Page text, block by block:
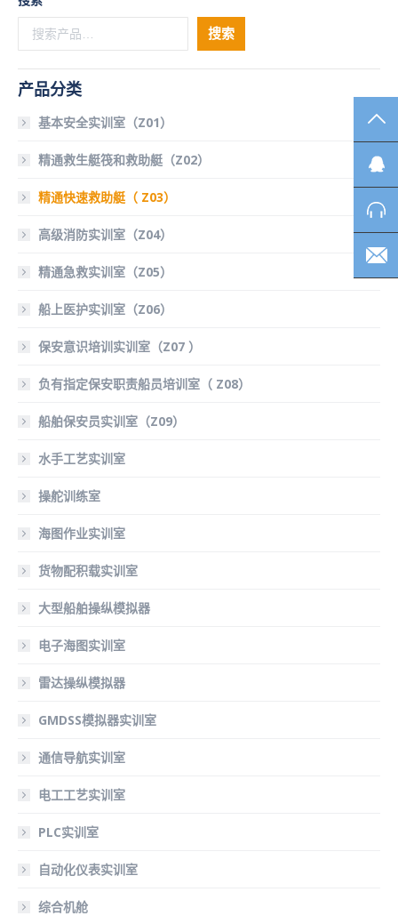
搜索
产品分类
基本安全实训室（Z01）
精通救生艇筏和救助艇（Z02）
精通快速救助艇（ Z03）
高级消防实训室（Z04）
精通急救实训室（Z05）
船上医护实训室（Z06）
保安意识培训实训室（Z07 ）
负有指定保安职责船员培训室（ Z08）
船舶保安员实训室（Z09）
水手工艺实训室
操舵训练室
海图作业实训室
货物配积载实训室
大型船舶操纵模拟器
电子海图实训室
雷达操纵模拟器
GMDSS模拟器实训室
通信导航实训室
电工工艺实训室
PLC实训室
自动化仪表实训室
综合机舱